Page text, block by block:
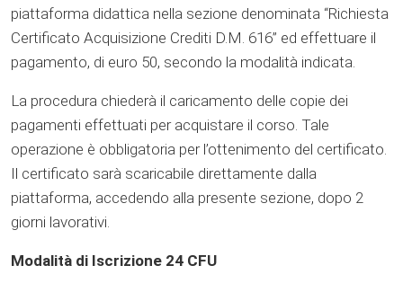
piattaforma didattica nella sezione denominata “Richiesta
Certificato Acquisizione Crediti D.M. 616” ed effettuare il
pagamento, di euro 50, secondo la modalità indicata.
La procedura chiederà il caricamento delle copie dei
pagamenti effettuati per acquistare il corso. Tale
operazione è obbligatoria per l’ottenimento del certificato.
Il certificato sarà scaricabile direttamente dalla
piattaforma, accedendo alla presente sezione, dopo 2
giorni lavorativi.
Modalità di Iscrizione 24 CFU